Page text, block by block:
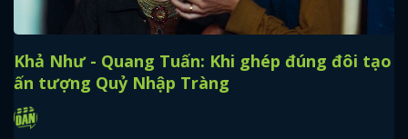
Khả Như - Quang Tuấn: Khi ghép đúng đôi tạo
ấn tượng Quỷ Nhập Tràng